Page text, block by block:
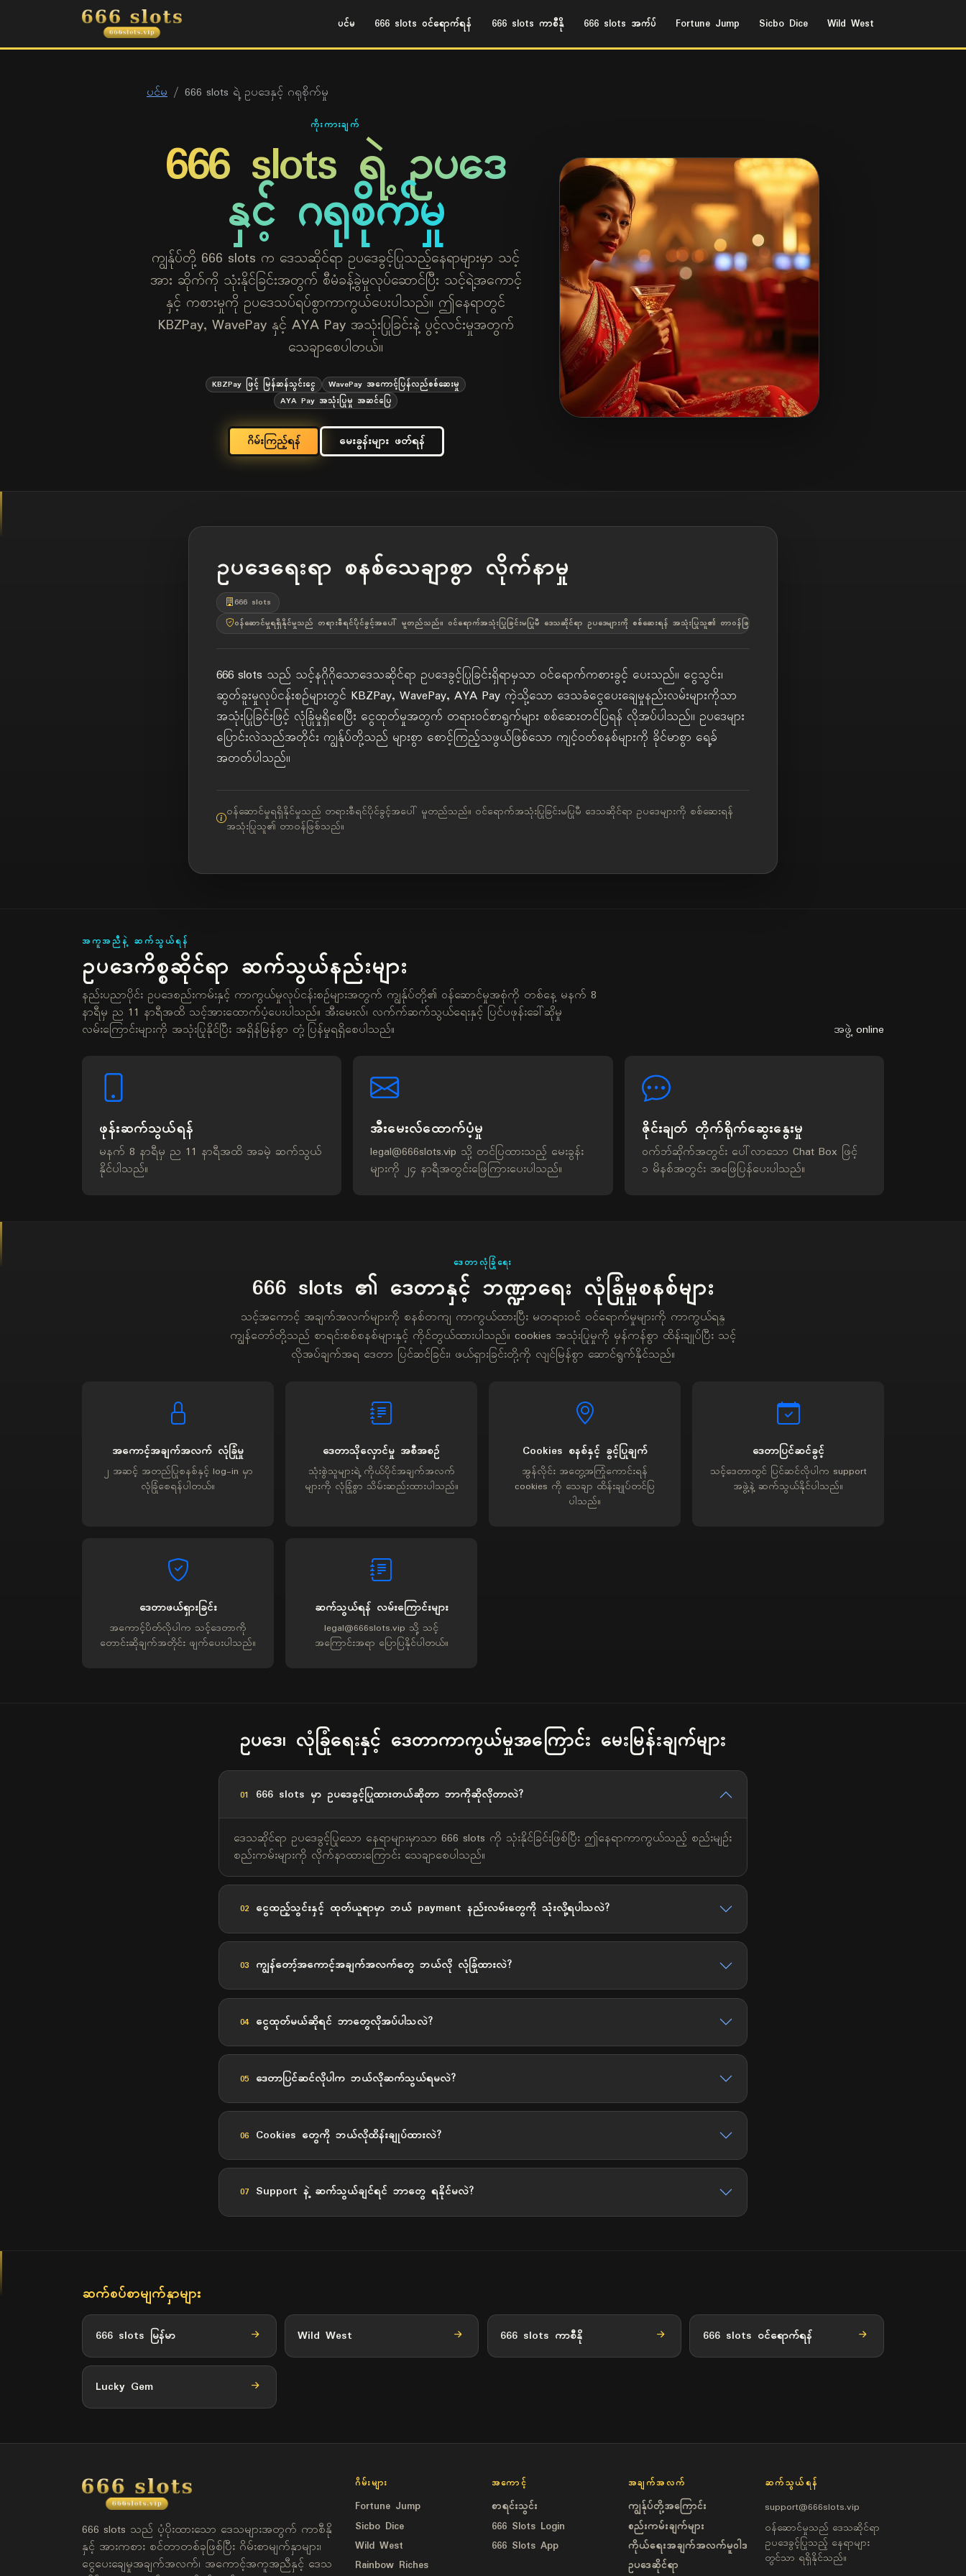
666 slots ပင်မ 666 slots ဝင်ရောက်ရန် 666 slots ကာစီနို 666 slots အက်ပ် Fortune Jump Sicbo Dice Wild West
ပင်မ 666 slots ရဲ့ ဥပဒေနှင့် ဂရုစိုက်မှု
ကိုးကားချက်
666 slots ရဲ့ ဥပဒေ
နှင့် ဂရုစိုက်မှု
ကျွန်ုပ်တို့ 666 slots က ဒေသဆိုင်ရာ ဥပဒေခွင့်ပြုသည့်နေရာများမှာ သင့်
အား ဆိုက်ကို သုံးနိုင်ခြင်းအတွက် စီမံခန့်ခွဲမှုလုပ်ဆောင်ပြီး သင့်ရဲ့အကောင့်
နှင့် ကစားမှုကို ဥပဒေသပ်ရပ်စွာကာကွယ်ပေးပါသည်။ ဤနေရာတွင်
KBZPay, WavePay နှင့် AYA Pay အသုံးပြုခြင်းနဲ့ ပွင့်လင်းမှုအတွက်
သေချာစေပါတယ်။
KBZPay ဖြင့် မြန်ဆန်သွင်းငွေ
WavePay အကောင့်ပြန်လည်စစ်ဆေးမှု
AYA Pay အသုံးပြုမှု အဆင်ပြေ
ဂိမ်းကြည့်ရန် မေးခွန်းများ ဖတ်ရန်
ဥပဒေရေးရာ စနစ်သေချာစွာ လိုက်နာမှု
666 slots
ဝန်ဆောင်မှုရရှိနိုင်မှုသည် တရားစီရင်ပိုင်ခွင့်အပေါ် မူတည်သည်။ ဝင်ရောက်အသုံးပြုခြင်းမပြုမီ ဒေသဆိုင်ရာ ဥပဒေများကို စစ်ဆေးရန် အသုံးပြုသူ၏ တာဝန်ဖြစ်သည်။
666 slots သည် သင့်နဂိုဂိုသောဒေသဆိုင်ရာ ဥပဒေခွင့်ပြုခြင်းရှိရာမှသာ ဝင်ရောက်ကစားခွင့် ပေးသည်။ ငွေသွင်း၊
ဆွတ်ခူးမှုလုပ်ငန်းစဉ်များတွင် KBZPay, WavePay, AYA Pay ကဲ့သို့သော ဒေသခံငွေပေးချေမှုနည်းလမ်းများကိုသာ
အသုံးပြုခြင်းဖြင့် လုံခြုံမှုရှိစေပြီး ငွေထုတ်မှုအတွက် တရားဝင်စာရွက်များ စစ်ဆေးတင်ပြရန် လိုအပ်ပါသည်။ ဥပဒေများ
ပြောင်းလဲသည်အတိုင်း ကျွန်ုပ်တို့သည် များစွာ စောင့်ကြည့်သဖွယ်ဖြစ်သော ကျင့်ဝတ်စနစ်များကို ခိုင်မာစွာ ရေ့ခ်
အတတ်ပါသည်။
ဝန်ဆောင်မှုရရှိနိုင်မှုသည် တရားစီရင်ပိုင်ခွင့်အပေါ် မူတည်သည်။ ဝင်ရောက်အသုံးပြုခြင်းမပြုမီ ဒေသဆိုင်ရာ ဥပဒေများကို စစ်ဆေးရန်
အသုံးပြုသူ၏ တာဝန်ဖြစ်သည်။
အကူအညီနဲ့ ဆက်သွယ်ရန်
ဥပဒေကိစ္စဆိုင်ရာ ဆက်သွယ်နည်းများ
နည်းပညာပိုင်း ဥပဒေစည်းကမ်းနှင့် ကာကွယ်မှုလုပ်ငန်းစဉ်များအတွက် ကျွန်ုပ်တို့၏ ဝန်ဆောင်မှုအစုံကို တစ်နေ့ မနက် 8
နာရီမှ ည 11 နာရီအထိ သင့်အားထောက်ပံ့ပေးပါသည်။ အီးမေးလ်၊ လက်က်ဆက်သွယ်ရေးနှင့် ပြင်ပဖုန်းခေါ်ဆိုမှု
လမ်းကြောင်းများကို အသုံးပြုနိုင်ပြီး အရှိန်မြန်စွာ တုံ့ပြန်မှုရရှိစေပါသည်။
အဖွဲ့ online
ဖုန်းဆက်သွယ်ရန်
မနက် 8 နာရီမှ ည 11 နာရီအထိ အခမဲ့ ဆက်သွယ်
နိုင်ပါသည်။
အီးမေးလ်ထောက်ပံ့မှု
legal@666slots.vip သို့ တင်ပြထားသည့် မေးခွန်း
များကို ၂၄ နာရီအတွင်းဖြေကြားပေးပါသည်။
ဇိုင်းချတ် တိုက်ရိုက်ဆွေးနွေးမှု
ဝက်ဘ်ဆိုက်အတွင်း ပေါ်လာသော Chat Box ဖြင့်
၁ မိနစ်အတွင်း အဖြေပြန်ပေးပါသည်။
ဒေတာလုံခြုံရေး
666 slots ၏ ဒေတာနှင့် ဘဏ္ဍာရေး လုံခြုံမှုစနစ်များ
သင့်အကောင့် အချက်အလက်များကို စနစ်တကျ ကာကွယ်ထားပြီး မတရားဝင် ဝင်ရောက်မှုများကို ကာကွယ်ရန္
ကျွန်တော်တို့သည် စာရင်းစစ်စနစ်များနှင့် ကိုင်တွယ်ထားပါသည်။ cookies အသုံးပြုမှုကို မှန်ကန်စွာ ထိန်းချုပ်ပြီး သင့်
လိုအပ်ချက်အရ ဒေတာ ပြင်ဆင်ခြင်း၊ ဖယ်ရှားခြင်းတို့ကို လျင်မြန်စွာ ဆောင်ရွက်နိုင်သည်။
အကောင့်အချက်အလက် လုံခြုံမှု
၂ အဆင့် အတည်ပြုစနစ်နှင့် log-in မှာ
လုံခြုံစေရန်ပါတယ်။
ဒေတာသိုလှောင်မှု အစီအစဉ်
သုံးစွဲသူများရဲ့ ကိုယ်ပိုင်အချက်အလက်
များကို လုံခြုံစွာ သိမ်းဆည်းထားပါသည်။
Cookies စနစ်နှင့် ခွင့်ပြုချက်
အွန်လိုင်း အတွေ့အကြုံကောင်းရန်
cookies ကို သေချာ ထိန်းချုပ်တင်ပြ
ပါသည်။
ဒေတာပြင်ဆင်ခွင့်
သင့်ဒေတာတွင် ပြင်ဆင်လိုပါက support
အဖွဲ့နဲ့ ဆက်သွယ်နိုင်ပါသည်။
ဒေတာဖယ်ရှားခြင်း
အကောင့်ပိတ်လိုပါက သင့်ဒေတာကို
တောင်းဆိုချက်အတိုင်း ဖျက်ပေးပါသည်။
ဆက်သွယ်ရန် လမ်းကြောင်းများ
legal@666slots.vip သို့ သင့်
အကြောင်းအရာ ပြောပြနိုင်ပါတယ်။
ဥပဒေ၊ လုံခြုံရေးနှင့် ဒေတာကာကွယ်မှုအကြောင်း မေးမြန်းချက်များ
01 666 slots မှာ ဥပဒေခွင့်ပြုထားတယ်ဆိုတာ ဘာကိုဆိုလိုတာလဲ?
ဒေသဆိုင်ရာ ဥပဒေခွင့်ပြုသော နေရာများမှာသာ 666 slots ကို သုံးနိုင်ခြင်းဖြစ်ပြီး ဤနေရာကာကွယ်သည့် စည်းမျဉ်း
စည်းကမ်းများကို လိုက်နာထားကြောင်း သေချာစေပါသည်။
02 ငွေထည့်သွင်းနှင့် ထုတ်ယူရာမှာ ဘယ် payment နည်းလမ်းတွေကို သုံးလို့ရပါသလဲ?
03 ကျွန်တော့်အကောင့်အချက်အလက်တွေ ဘယ်လို လုံခြုံထားလဲ?
04 ငွေထုတ်မယ်ဆိုရင် ဘာတွေလိုအပ်ပါသလဲ?
05 ဒေတာပြင်ဆင်လိုပါက ဘယ်လိုဆက်သွယ်ရမလဲ?
06 Cookies တွေကို ဘယ်လိုထိန်းချုပ်ထားလဲ?
07 Support နဲ့ ဆက်သွယ်ချင်ရင် ဘာတွေ ရနိုင်မလဲ?
ဆက်စပ်စာမျက်နှာများ
666 slots မြန်မာ Wild West 666 slots ကာစီနို 666 slots ဝင်ရောက်ရန်
Lucky Gem
666 slots သည် ပံ့ပိုးထားသော ဒေသများအတွက် ကာစီနို
နှင့် အားကစား စင်တာတစ်ခုဖြစ်ပြီး ဂိမ်းစာမျက်နှာများ၊
ငွေပေးချေမှုအချက်အလက်၊ အကောင့်အကူအညီနှင့် ဒေသ
ဂိမ်းများ
Fortune Jump
Sicbo Dice
Wild West
Rainbow Riches
အကောင့်
စာရင်းသွင်း
666 Slots Login
666 Slots App
အချက်အလက်
ကျွန်ုပ်တို့အကြောင်း
စည်းကမ်းချက်များ
ကိုယ်ရေးအချက်အလက်မူဝါဒ
ဥပဒေဆိုင်ရာ
ဆက်သွယ်ရန်
support@666slots.vip
ဝန်ဆောင်မှုသည် ဒေသဆိုင်ရာ
ဥပဒေခွင့်ပြုသည့် နေရာများ
တွင်သာ ရရှိနိုင်သည်။